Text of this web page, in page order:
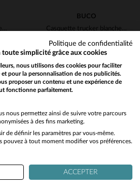
Casquette trucker blanche et noire logo Detroit Michigan
TAILLES DISPONIBLES
BUCO
Casquette trucker blanche et noire logo casque blanc et rouge
39,00 €
TOUTES SAISONS
redirected to our English site?
No
Yes
Politique de confidentialité
toute simplicité grâce aux cookies
nous utilisons des cookies pour faciliter
pour la personnalisation de nos publicités.
proposer un contenu et une expérience de
fonctionne parfaitement.
nous permettez ainsi de suivre votre parcours
à des fins marketing.
de définir les paramètres par vous-même.
pouvez à tout moment modifier vos préférences.
ACCEPTER